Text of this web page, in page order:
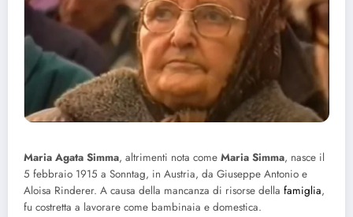
Maria Agata Simma, altrimenti nota come Maria Simma, nasce il
5 febbraio 1915 a Sonntag, in Austria, da Giuseppe Antonio e
Aloisa Rinderer. A causa della mancanza di risorse della famiglia,
fu costretta a lavorare come bambinaia e domestica.